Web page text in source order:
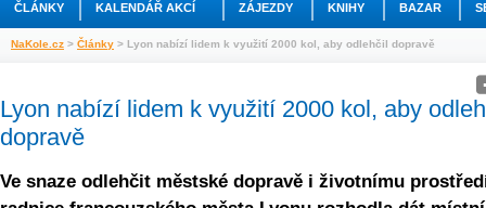
ČLÁNKY KALENDÁŘ AKCÍ ZÁJEZDY KNIHY BAZAR
NaKole.cz > Články > Lyon nabízí lidem k využití 2000 kol, aby odlehčil dopravě
Lyon nabízí lidem k využití 2000 kol, aby
dopravě
Ve snaze odlehčit městské dopravě i životnímu